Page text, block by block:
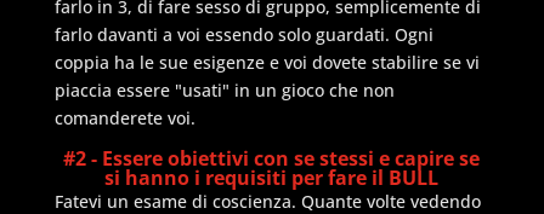
farlo in 3, di fare sesso di gruppo, semplicemente di
farlo davanti a voi essendo solo guardati. Ogni
coppia ha le sue esigenze e voi dovete stabilire se vi
piaccia essere "usati" in un gioco che non
comanderete voi.
#2 - Essere obiettivi con se stessi e capire se
si hanno i requisiti per fare il BULL
Fatevi un esame di coscienza. Quante volte vedendo